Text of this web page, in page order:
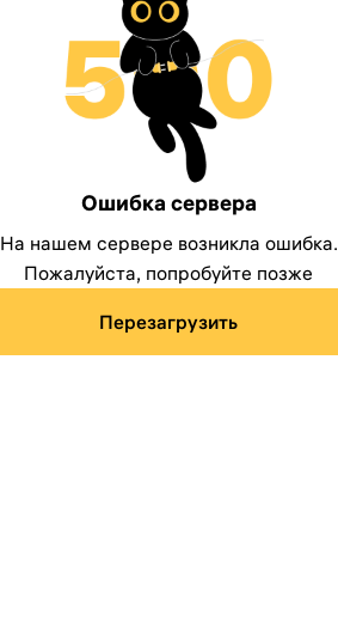
Ошибка сервера
На нашем сервере возникла ошибка.
Пожалуйста, попробуйте позже
Перезагрузить